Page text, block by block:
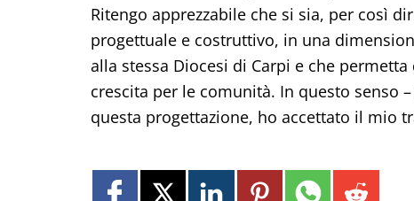
Ritengo apprezzabile che si sia, per così
progettuale e costruttivo, in una
alla stessa Diocesi di Carpi e che
crescita per le comunità. In questo senso
questa progettazione, ho accettato il mio